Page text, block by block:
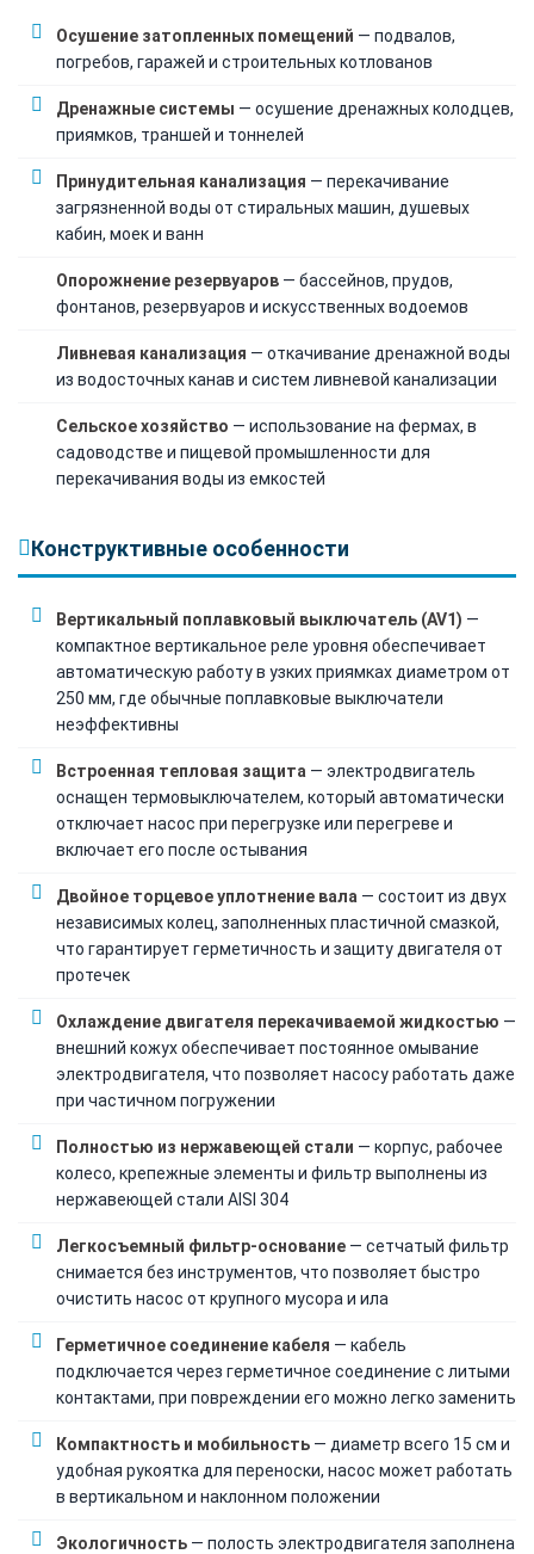
Осушение затопленных помещений — подвалов,
погребов, гаражей и строительных котлованов
Дренажные системы — осушение дренажных колодцев,
приямков, траншей и тоннелей
Принудительная канализация — перекачивание
загрязненной воды от стиральных машин, душевых
кабин, моек и ванн
Опорожнение резервуаров — бассейнов, прудов,
фонтанов, резервуаров и искусственных водоемов
Ливневая канализация — откачивание дренажной воды
из водосточных канав и систем ливневой канализации
Сельское хозяйство — использование на фермах, в
садоводстве и пищевой промышленности для
перекачивания воды из емкостей
Конструктивные особенности
Вертикальный поплавковый выключатель (AV1) —
компактное вертикальное реле уровня обеспечивает
автоматическую работу в узких приямках диаметром от
250 мм, где обычные поплавковые выключатели
неэффективны
Встроенная тепловая защита — электродвигатель
оснащен термовыключателем, который автоматически
отключает насос при перегрузке или перегреве и
включает его после остывания
Двойное торцевое уплотнение вала — состоит из двух
независимых колец, заполненных пластичной смазкой,
что гарантирует герметичность и защиту двигателя от
протечек
Охлаждение двигателя перекачиваемой жидкостью —
внешний кожух обеспечивает постоянное омывание
электродвигателя, что позволяет насосу работать даже
при частичном погружении
Полностью из нержавеющей стали — корпус, рабочее
колесо, крепежные элементы и фильтр выполнены из
нержавеющей стали AISI 304
Легкосъемный фильтр-основание — сетчатый фильтр
снимается без инструментов, что позволяет быстро
очистить насос от крупного мусора и ила
Герметичное соединение кабеля — кабель
подключается через герметичное соединение с литыми
контактами, при повреждении его можно легко заменить
Компактность и мобильность — диаметр всего 15 см и
удобная рукоятка для переноски, насос может работать
в вертикальном и наклонном положении
Экологичность — полость электродвигателя заполнена